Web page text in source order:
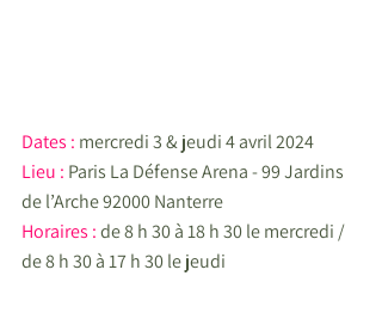
Dates : mercredi 3 & jeudi 4 avril 2024
Lieu : Paris La Défense Arena - 99 Jardins
de l’Arche 92000 Nanterre
Horaires : de 8 h 30 à 18 h 30 le mercredi /
de 8 h 30 à 17 h 30 le jeudi